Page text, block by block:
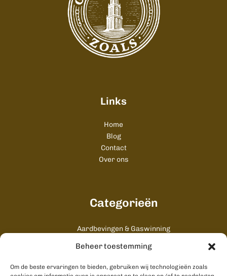
Beheer toestemming
Om de beste ervaringen te bieden, gebruiken wij technologieën zoals
Links
Home
Blog
Contact
Over ons
Categorieën
Aardbevingen & Gaswinning
Cultuur & Uitgaan
Gezondheid & Zorg